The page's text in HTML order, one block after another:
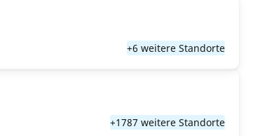
+6 weitere Standorte
+1787 weitere Standorte